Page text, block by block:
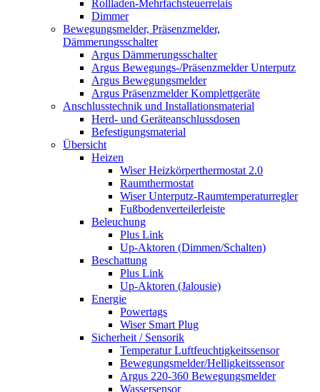
Rollladen-Mehrfachsteuerrelais
Dimmer
Bewegungsmelder, Präsenzmelder,
Dämmerungsschalter
Argus Dämmerungsschalter
Argus Bewegungs-/Präsenzmelder Unterputz
Argus Bewegungsmelder
Argus Präsenzmelder Komplettgeräte
Anschlusstechnik und Installationsmaterial
Herd- und Geräteanschlussdosen
Befestigungsmaterial
Übersicht
Heizen
Wiser Heizkörperthermostat 2.0
Raumthermostat
Wiser Unterputz-Raumtemperaturregler
Fußbodenverteilerleiste
Beleuchung
Plus Link
Up-Aktoren (Dimmen/Schalten)
Beschattung
Plus Link
Up-Aktoren (Jalousie)
Energie
Powertags
Wiser Smart Plug
Sicherheit / Sensorik
Temperatur Luftfeuchtigkeitssensor
Bewegungsmelder/Helligkeitssensor
Argus 220-360 Bewegungsmelder
Wassersensor